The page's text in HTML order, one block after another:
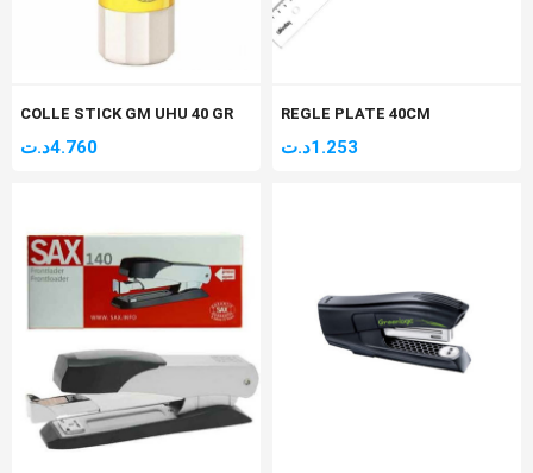
COLLE STICK GM UHU 40 GR
4.760د.ت
REGLE PLATE 40CM
1.253د.ت